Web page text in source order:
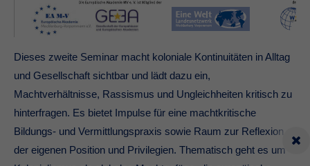
Dieses zweite Seminar macht koloniale Kontinuitäten in Alltag
und Gesellschaft sichtbar und lädt dazu ein,
Machtverhältnisse, Rassismus und Ungleichheiten kritisch zu
hinterfragen. Es bietet Impulse für eine machtkritische
Bildungs- und Vermittlungspraxis sowie Raum zur Reflexion
der eigenen Position und Privilegien. Thematisch geht es um